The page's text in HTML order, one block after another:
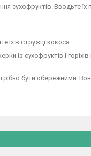
сухофруктів. Вводьте
їх в стружці кокоса.
із сухофруктів і
бути обережними.